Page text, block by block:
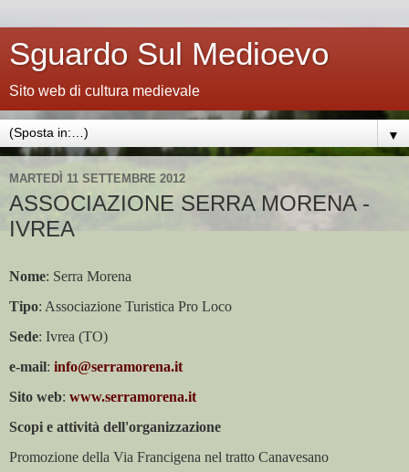
Sguardo Sul Medioevo
Sito web di cultura medievale
▼
MARTEDÌ 11 SETTEMBRE 2012
ASSOCIAZIONE SERRA MORENA -
IVREA
Nome: Serra Morena
Tipo: Associazione Turistica Pro Loco
Sede: Ivrea (TO)
e-mail: info@serramorena.it
Sito web: www.serramorena.it
Scopi e attività dell'organizzazione
Promozione della Via Francigena nel tratto Canavesano